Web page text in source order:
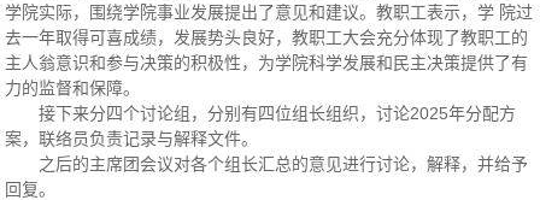
学院实际，围绕学院事业发展提出了意见和建议。教职工表示，学 院过
去一年取得可喜成绩，发展势头良好，教职工大会充分体现了教职工的
主人翁意识和参与决策的积极性，为学院科学发展和民主决策提供了有
力的监督和保障。
接下来分四个讨论组，分别有四位组长组织，讨论2025年分配方
案，联络员负责记录与解释文件。
之后的主席团会议对各个组长汇总的意见进行讨论，解释，并给予
回复。